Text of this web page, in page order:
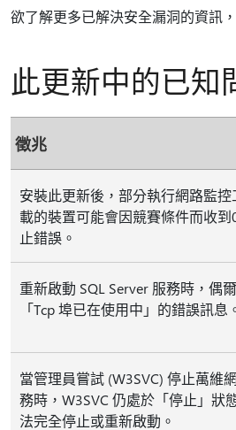
欲了解更多已解決安全漏洞的資訊
此更新中的已知
徵兆
安裝此更新後，部分執行網路監控
載的裝置可能會因競賽條件而收到
止錯誤。
重新啟動 SQL Server 服務時，偶
「Tcp 埠已在使用中」的錯誤訊息
當管理員嘗試 (W3SVC) 停止萬維
務時，W3SVC 仍處於「停止」狀
法完全停止或重新啟動。